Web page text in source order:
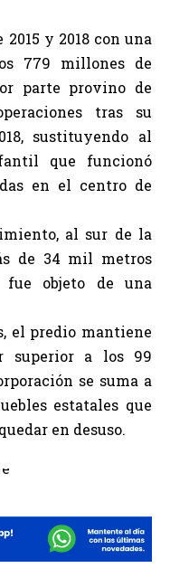
y 2018 con una
779 millones de
parte provino de
tras su
sustituyendo al
que funcionó
en el centro de
al sur de la
de 34 mil metros
fue objeto de una
el predio mantiene
superior a los 99
se suma a
estatales que
en desuso.